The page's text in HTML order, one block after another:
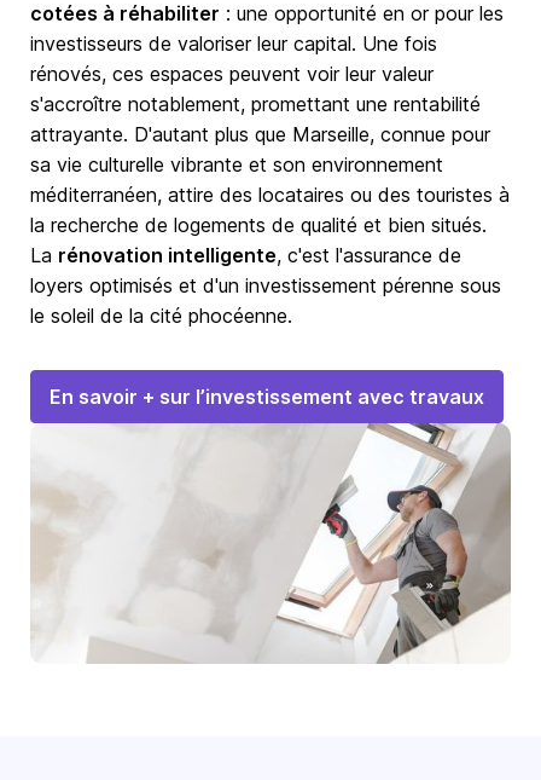
cotées à réhabiliter : une opportunité en or pour les
investisseurs de valoriser leur capital. Une fois
rénovés, ces espaces peuvent voir leur valeur
s'accroître notablement, promettant une rentabilité
attrayante. D'autant plus que Marseille, connue pour
sa vie culturelle vibrante et son environnement
méditerranéen, attire des locataires ou des touristes à
la recherche de logements de qualité et bien situés.
La rénovation intelligente, c'est l'assurance de
loyers optimisés et d'un investissement pérenne sous
le soleil de la cité phocéenne.
En savoir + sur l’investissement avec travaux